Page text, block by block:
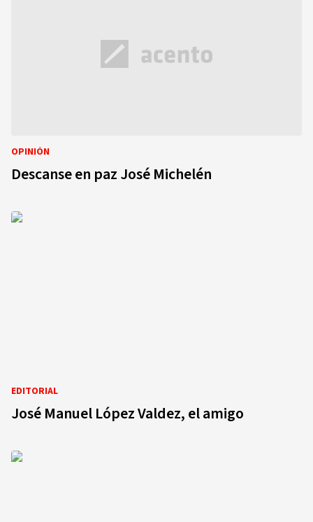
OPINIÓN
Descanse en paz José Michelén
EDITORIAL
José Manuel López Valdez, el amigo